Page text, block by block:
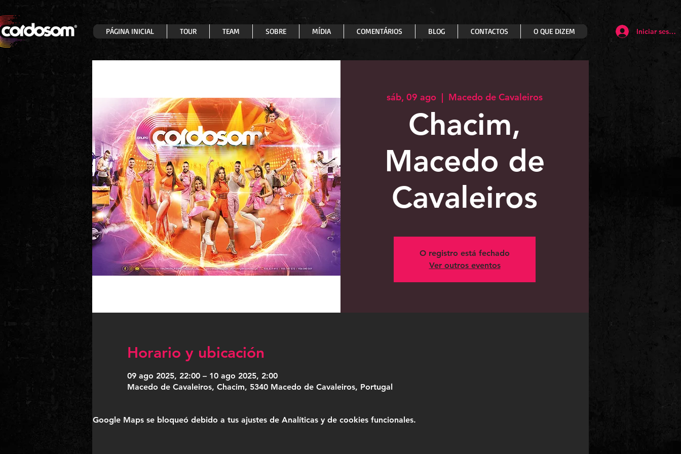
PÁGINA INICIAL TOUR TEAM SOBRE MÍDIA COMENTÁRIOS BLOG CONTACTOS O QUE DIZEM Iniciar sesión
sáb, 09 ago
  |
Macedo de Cavaleiros
Chacim,
Macedo de
Cavaleiros
O registro está fechado
Ver outros eventos
Horario y ubicación
09 ago 2025, 22:00 – 10 ago 2025, 2:00
Macedo de Cavaleiros, Chacim, 5340 Macedo de Cavaleiros, Portugal
Google Maps se bloqueó debido a tus ajustes de Analíticas y de cookies funcionales.